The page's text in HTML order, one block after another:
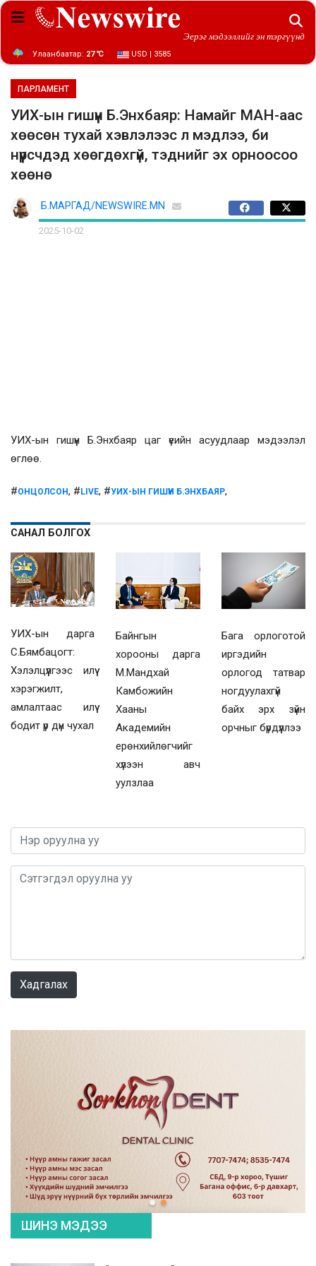
Эерэг мэдээллийг эн тэргүүнд
Улаанбаатар: 27 ℃ USD | 3585
ПАРЛАМЕНТ
УИХ-ын гишүүн Б.Энхбаяр: Намайг МАН-аас
хөөсөн тухай хэвлэлээс л мэдлээ, би
нүүрсчдэд хөөгдөхгүй, тэднийг эх орноосоо
хөөнө
Б.МАРГАД/NEWSWIRE.MN
2025-10-02
УИХ-ын гишүүн Б.Энхбаяр цаг үеийн асуудлаар мэдээлэл
өглөө.
#ОНЦОЛСОН, # LIVE, #УИХ-ЫН ГИШҮҮН Б.ЭНХБАЯР,
САНАЛ БОЛГОХ
УИХ-ын дарга
С.Бямбацогт:
Хэлэлцүүлгээс илүү
хэрэгжилт,
амлалтаас илүү
бодит үр дүн чухал
Байнгын
хорооны дарга
М.Мандхай
Камбожийн
Хааны
Академийн
ерөнхийлөгчийг
хүлээн авч
уулзлаа
Бага орлоготой
иргэдийн
орлогод татвар
ногдуулахгүй
байх эрх зүйн
орчныг бүрдүүллээ
Хадгалах
ШИНЭ МЭДЭЭ